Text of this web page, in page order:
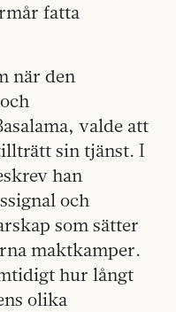
fatta
när den
valde att
sin tjänst. I
han
och
som sätter
maktkamper.
hur långt
olika